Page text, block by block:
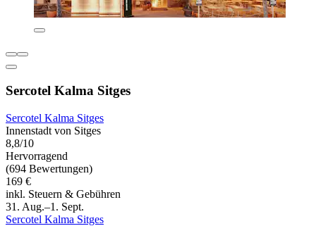
Sercotel Kalma Sitges
Sercotel Kalma Sitges
Innenstadt von Sitges
8,8/10
Hervorragend
(694 Bewertungen)
169 €
inkl. Steuern & Gebühren
31. Aug.–1. Sept.
Sercotel Kalma Sitges